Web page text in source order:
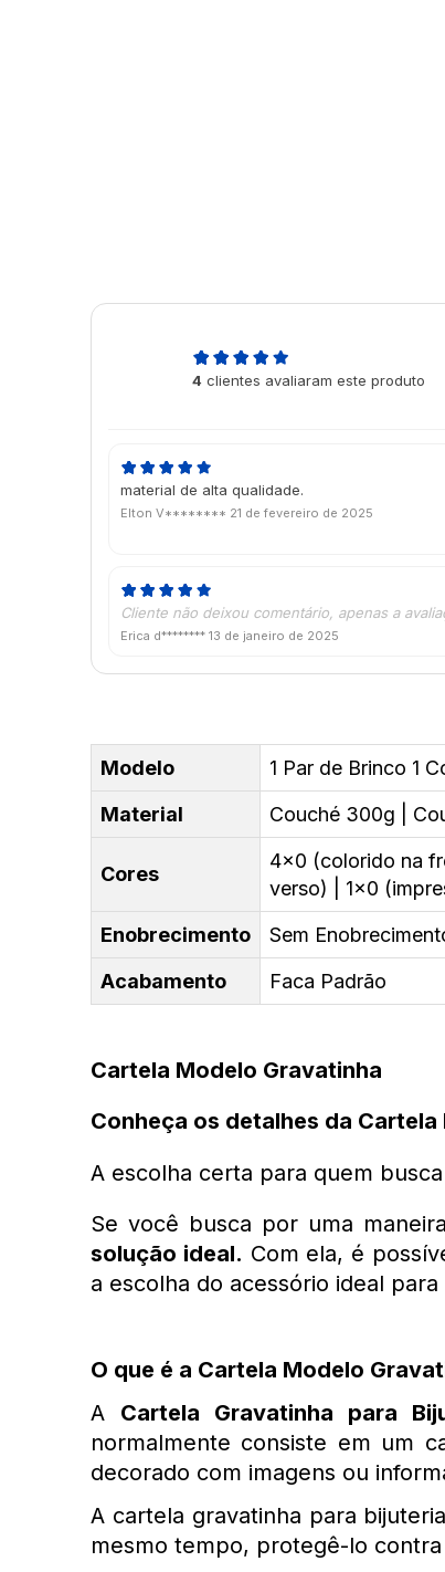
4 clientes avaliaram este produto
material de alta qualidade.
Elton V******** 21 de fevereiro de 2025
Cliente não deixou comentário, apenas a
Erica d******** 13 de janeiro de 2025
Modelo
1 Par de Brinco 1
Material
Couché 300g |
Cores
4x0 (colorido na
verso) | 1x0
Enobrecimento
Sem
Acabamento
Faca Padrão
Cartela Modelo Gravatinha
Conheça os detalhes da
A escolha certa para quem
Se você busca por uma
solução ideal. Com ela, é
a escolha do acessório ideal para
O que é a Cartela Modelo
A Cartela Gravatinha para
normalmente consiste em um
decorado com imagens ou
A cartela gravatinha para
mesmo tempo, protegê-lo